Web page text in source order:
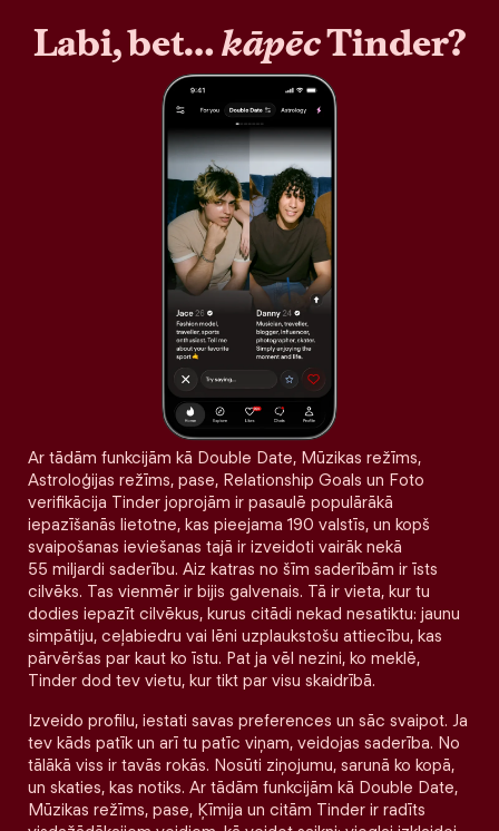
Labi, bet…kāpēcTinder?
Ar tādām funkcijām kā Double Date, Mūzikas režīms,
Astroloģijas režīms, pase, Relationship Goals un Foto
verifikācija Tinder joprojām ir pasaulē populārākā
iepazīšanās lietotne, kas pieejama 190 valstīs, un kopš
svaipošanas ieviešanas tajā ir izveidoti vairāk nekā
55 miljardi saderību. Aiz katras no šīm saderībām ir īsts
cilvēks. Tas vienmēr ir bijis galvenais. Tā ir vieta, kur tu
dodies iepazīt cilvēkus, kurus citādi nekad nesatiktu: jaunu
simpātiju, ceļabiedru vai lēni uzplaukstošu attiecību, kas
pārvēršas par kaut ko īstu. Pat ja vēl nezini, ko meklē,
Tinder dod tev vietu, kur tikt par visu skaidrībā.
Izveido profilu, iestati savas preferences un sāc svaipot. Ja
tev kāds patīk un arī tu patīc viņam, veidojas saderība. No
tālākā viss ir tavās rokās. Nosūti ziņojumu, sarunā ko kopā,
un skaties, kas notiks. Ar tādām funkcijām kā Double Date,
Mūzikas režīms, pase, Ķīmija un citām Tinder ir radīts